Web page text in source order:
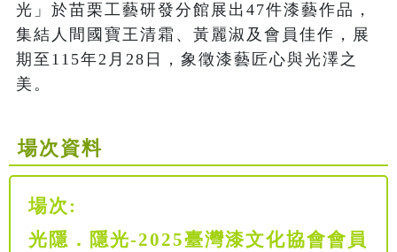
光」於苗栗工藝研發分館展出47件漆藝作品，
集結人間國寶王清霜、黃麗淑及會員佳作，展
期至115年2月28日，象徵漆藝匠心與光澤之
美。
場次資料
場次:
光隱．隱光-2025臺灣漆文化協會會員